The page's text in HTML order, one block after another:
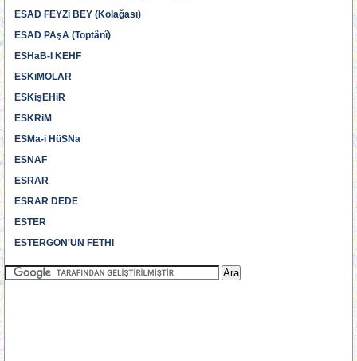
ESAD FEYZi BEY (Kolağası)
ESAD PAşA (Toptânî)
ESHaB-I KEHF
ESKiMOLAR
ESKişEHiR
ESKRiM
ESMa-i HüSNa
ESNAF
ESRAR
ESRAR DEDE
ESTER
ESTERGON'UN FETHi